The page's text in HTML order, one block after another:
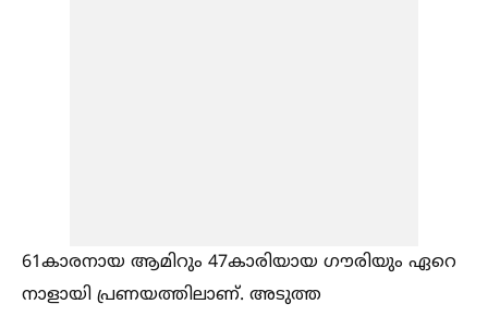
61കാരനായ ആമിറും 47കാരിയായ ഗൗരിയും ഏറെ
നാളായി പ്രണയത്തിലാണ്. അടുത്ത